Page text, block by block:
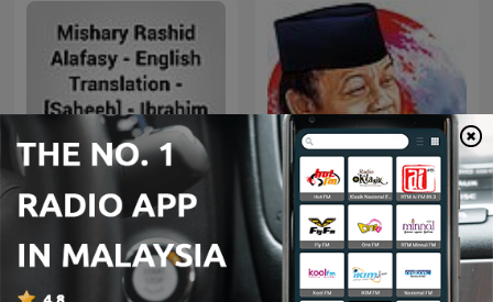
Mishary Rashid Alafasy –
English Translation –
[Saheeh] – Ibrahim Walk
K.H. ZAINUDDIN MZ